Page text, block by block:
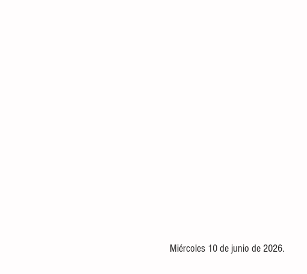
Miércoles 10 de junio de 2026.